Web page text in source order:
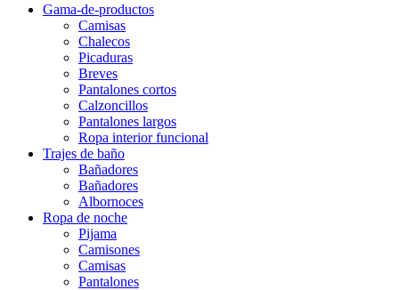
Gama-de-productos
Camisas
Chalecos
Picaduras
Breves
Pantalones cortos
Calzoncillos
Pantalones largos
Ropa interior funcional
Trajes de baño
Bañadores
Bañadores
Albornoces
Ropa de noche
Pijama
Camisones
Camisas
Pantalones